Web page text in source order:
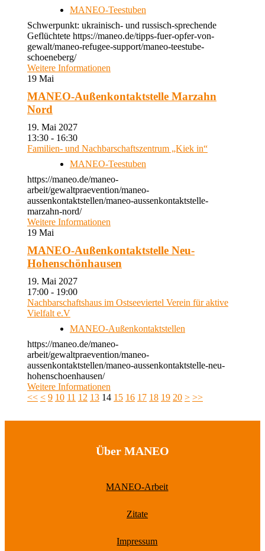
MANEO-Teestuben
Schwerpunkt: ukrainisch- und russisch-sprechende
Geflüchtete https://maneo.de/tipps-fuer-opfer-von-
gewalt/maneo-refugee-support/maneo-teestube-
schoeneberg/
Weitere Informationen
19 Mai
MANEO-Außenkontaktstelle Marzahn
Nord
19. Mai 2027
13:30 - 16:30
Familien- und Nachbarschaftszentrum „Kiek in“
MANEO-Teestuben
https://maneo.de/maneo-
arbeit/gewaltpraevention/maneo-
aussenkontaktstellen/maneo-aussenkontaktstelle-
marzahn-nord/
Weitere Informationen
19 Mai
MANEO-Außenkontaktstelle Neu-
Hohenschönhausen
19. Mai 2027
17:00 - 19:00
Nachbarschaftshaus im Ostseeviertel Verein für aktive
Vielfalt e.V
MANEO-Außenkontaktstellen
https://maneo.de/maneo-
arbeit/gewaltpraevention/maneo-
aussenkontaktstellen/maneo-aussenkontaktstelle-neu-
hohenschoenhausen/
Weitere Informationen
<< < 9 10 11 12 13 14 15 16 17 18 19 20 > >>
Über MANEO
MANEO-Arbeit
Zitate
Impressum